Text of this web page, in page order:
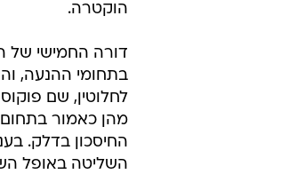
הוקטרה.
דורה החמישי של
בתחומי ההנעה,
לחלוטין, שם
מהן כאמור בתחום
החיסכון בדלק.
השליטה באופל